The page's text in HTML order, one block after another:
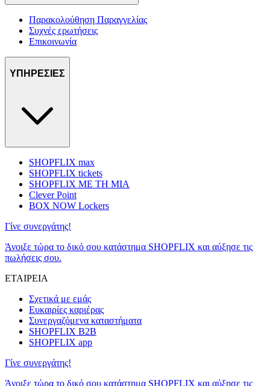
Παρακολούθηση Παραγγελίας
Συχνές ερωτήσεις
Επικοινωνία
ΥΠΗΡΕΣΙΕΣ
SHOPFLIX max
SHOPFLIX tickets
SHOPFLIX ΜΕ ΤΗ ΜΙΑ
Clever Point
BOX NOW Lockers
Γίνε συνεργάτης!
Άνοιξε τώρα το δικό σου κατάστημα SHOPFLIX και αύξησε τις
πωλήσεις σου.
ΕΤΑΙΡΕΙΑ
Σχετικά με εμάς
Ευκαιρίες καριέρας
Συνεργαζόμενα καταστήματα
SHOPFLIX B2B
SHOPFLIX app
Γίνε συνεργάτης!
Άνοιξε τώρα το δικό σου κατάστημα SHOPFLIX και αύξησε τις